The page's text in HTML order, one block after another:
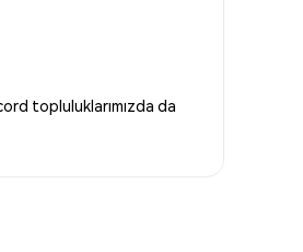
topluluklarımızda da